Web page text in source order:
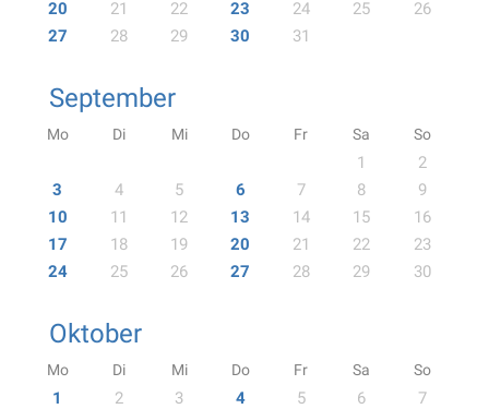
20
21 22 23 24 25
26
27
28 29 30 31
September
Mo Di Mi Do Fr Sa So
1
2
3
4 5 6 7 8
9
10
11 12 13 14 15
16
17
18 19 20 21 22
23
24
25 26 27 28 29 30
Oktober
Mo Di Mi Do Fr Sa So
1 2 3 4 5 6
7